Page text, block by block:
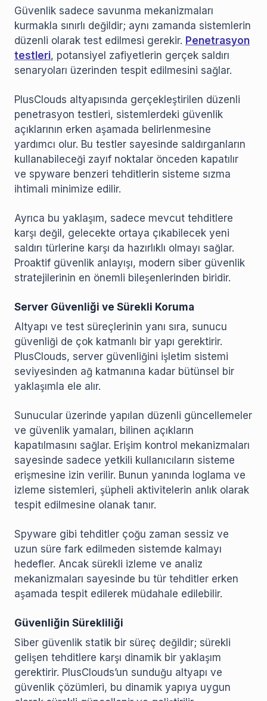
Güvenlik sadece savunma mekanizmaları
kurmakla sınırlı değildir; aynı zamanda sistemlerin
düzenli olarak test edilmesi gerekir. Penetrasyon
testleri, potansiyel zafiyetlerin gerçek saldırı
senaryoları üzerinden tespit edilmesini sağlar.
PlusClouds altyapısında gerçekleştirilen düzenli
penetrasyon testleri, sistemlerdeki güvenlik
açıklarının erken aşamada belirlenmesine
yardımcı olur. Bu testler sayesinde saldırganların
kullanabileceği zayıf noktalar önceden kapatılır
ve spyware benzeri tehditlerin sisteme sızma
ihtimali minimize edilir.
Ayrıca bu yaklaşım, sadece mevcut tehditlere
karşı değil, gelecekte ortaya çıkabilecek yeni
saldırı türlerine karşı da hazırlıklı olmayı sağlar.
Proaktif güvenlik anlayışı, modern siber güvenlik
stratejilerinin en önemli bileşenlerinden biridir.
Server Güvenliği ve Sürekli Koruma
Altyapı ve test süreçlerinin yanı sıra, sunucu
güvenliği de çok katmanlı bir yapı gerektirir.
PlusClouds, server güvenliğini işletim sistemi
seviyesinden ağ katmanına kadar bütünsel bir
yaklaşımla ele alır.
Sunucular üzerinde yapılan düzenli güncellemeler
ve güvenlik yamaları, bilinen açıkların
kapatılmasını sağlar. Erişim kontrol mekanizmaları
sayesinde sadece yetkili kullanıcıların sisteme
erişmesine izin verilir. Bunun yanında loglama ve
izleme sistemleri, şüpheli aktivitelerin anlık olarak
tespit edilmesine olanak tanır.
Spyware gibi tehditler çoğu zaman sessiz ve
uzun süre fark edilmeden sistemde kalmayı
hedefler. Ancak sürekli izleme ve analiz
mekanizmaları sayesinde bu tür tehditler erken
aşamada tespit edilerek müdahale edilebilir.
Güvenliğin Sürekliliği
Siber güvenlik statik bir süreç değildir; sürekli
gelişen tehditlere karşı dinamik bir yaklaşım
gerektirir. PlusClouds’un sunduğu altyapı ve
güvenlik çözümleri, bu dinamik yapıya uygun